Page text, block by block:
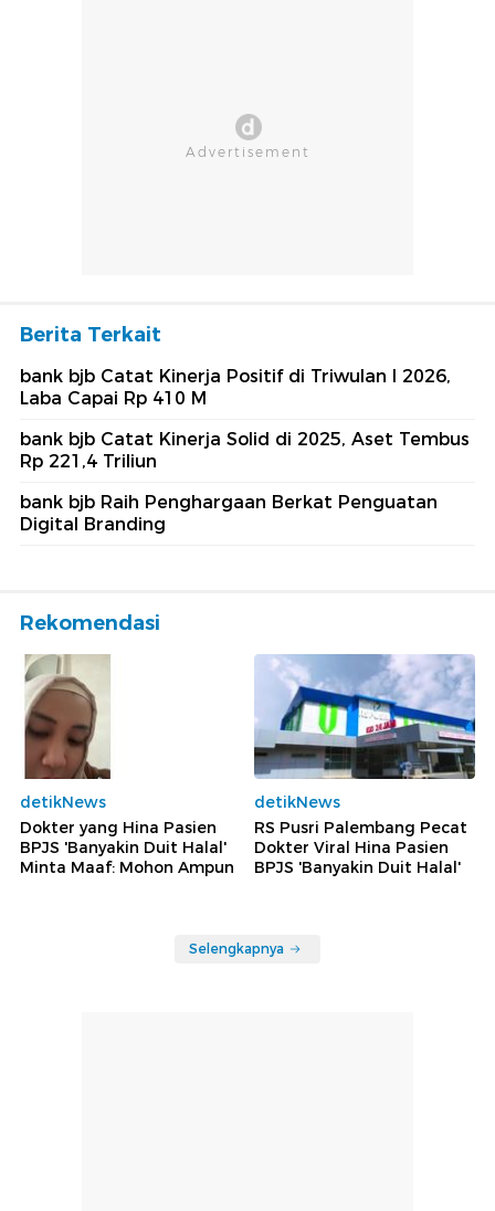
Berita Terkait
bank bjb Catat Kinerja Positif di Triwulan I 2026,
Laba Capai Rp 410 M
bank bjb Catat Kinerja Solid di 2025, Aset Tembus
Rp 221,4 Triliun
bank bjb Raih Penghargaan Berkat Penguatan
Digital Branding
Rekomendasi
detikNews
Dokter yang Hina Pasien
BPJS 'Banyakin Duit Halal'
Minta Maaf: Mohon Ampun
detikNews
RS Pusri Palembang Pecat
Dokter Viral Hina Pasien
BPJS 'Banyakin Duit Halal'
Selengkapnya